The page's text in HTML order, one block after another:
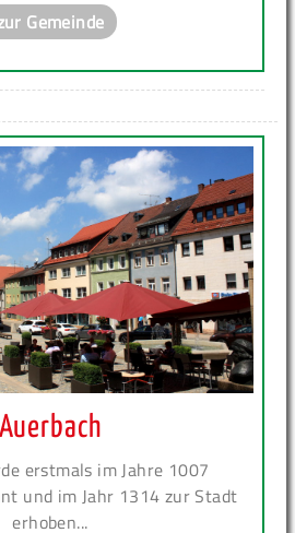
Gemeinde
Auerbach
erstmals im Jahre 1007
und im Jahr 1314 zur Stadt
erhoben...